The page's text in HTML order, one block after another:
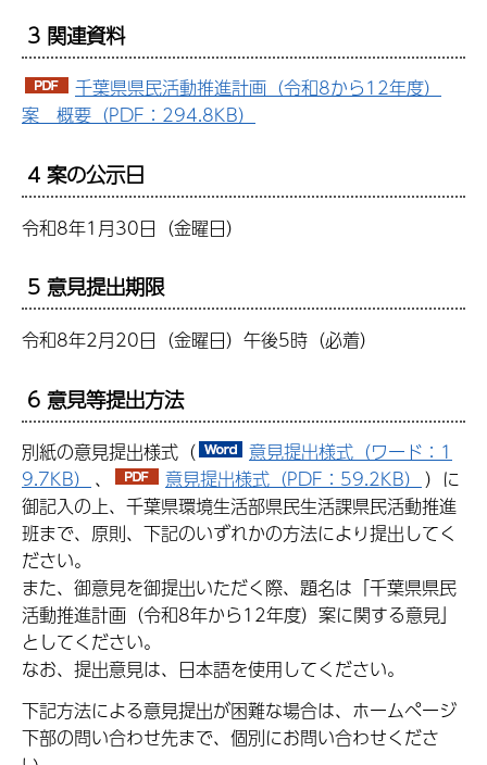
3 関連資料
千葉県県民活動推進計画（令和8から12年度）
案 概要（PDF：294.8KB）
4 案の公示日
令和8年1月30日（金曜日）
5 意見提出期限
令和8年2月20日（金曜日）午後5時（必着）
6 意見等提出方法
別紙の意見提出様式（
意見提出様式（ワード：1
9.7KB） 、 意見提出様式（PDF：59.2KB） ）に
御記入の上、千葉県環境生活部県民生活課県民活動推進
班まで、原則、下記のいずれかの方法により提出してく
ださい。
また、御意見を御提出いただく際、題名は「千葉県県民
活動推進計画（令和8年から12年度）案に関する意見」
としてください。
なお、提出意見は、日本語を使用してください。
下記方法による意見提出が困難な場合は、ホームページ
下部の問い合わせ先まで、個別にお問い合わせくださ